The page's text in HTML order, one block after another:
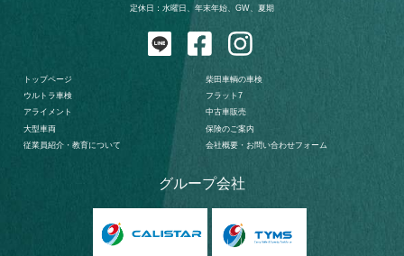
​​​​​​​​​​​​​​定休日：水曜日、年末年始、GW、夏期
トップページ
柴田車輌の車検
ウルトラ車検
フラット7
アライメント
中古車販売
大型車両
保険のご案内
従業員紹介・教育について
会社概要・お問い合わせフォーム
グループ会社